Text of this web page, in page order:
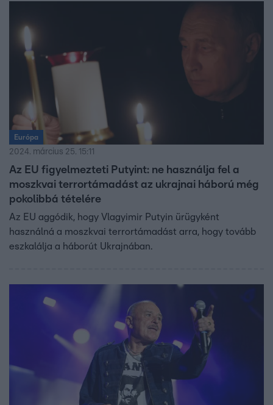
Európa
2024. március 25. 15:11
Az EU figyelmezteti Putyint: ne használja fel a
moszkvai terrortámadást az ukrajnai háború még
pokolibbá tételére
Az EU aggódik, hogy Vlagyimir Putyin ürügyként
használná a moszkvai terrortámadást arra, hogy tovább
eszkalálja a háborút Ukrajnában.